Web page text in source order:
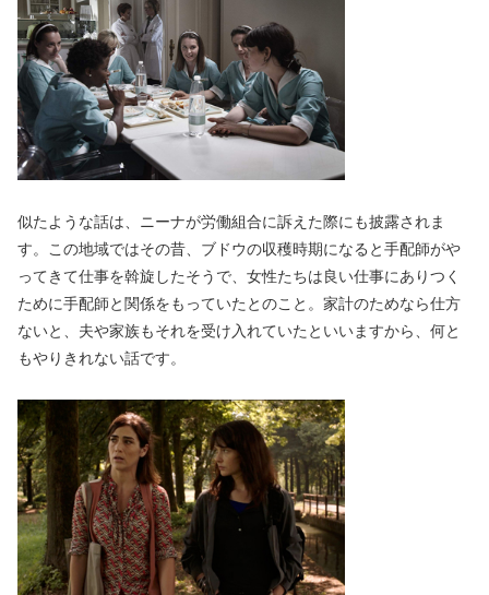
似たような話は、ニーナが労働組合に訴えた際にも披露されま
す。この地域ではその昔、ブドウの収穫時期になると手配師がや
ってきて仕事を斡旋したそうで、女性たちは良い仕事にありつく
ために手配師と関係をもっていたとのこと。家計のためなら仕方
ないと、夫や家族もそれを受け入れていたといいますから、何と
もやりきれない話です。